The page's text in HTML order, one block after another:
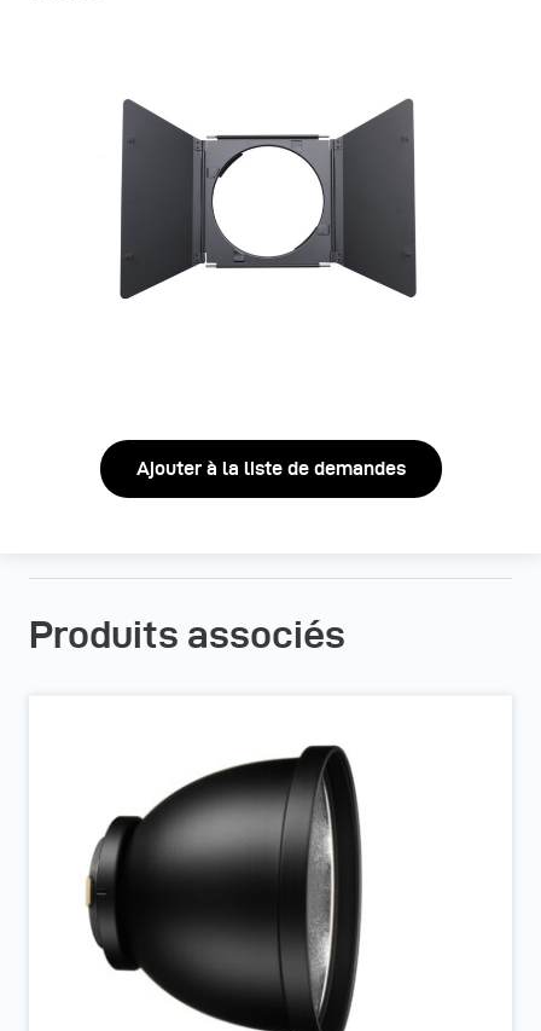
Ajouter à la liste de demandes
Produits associés